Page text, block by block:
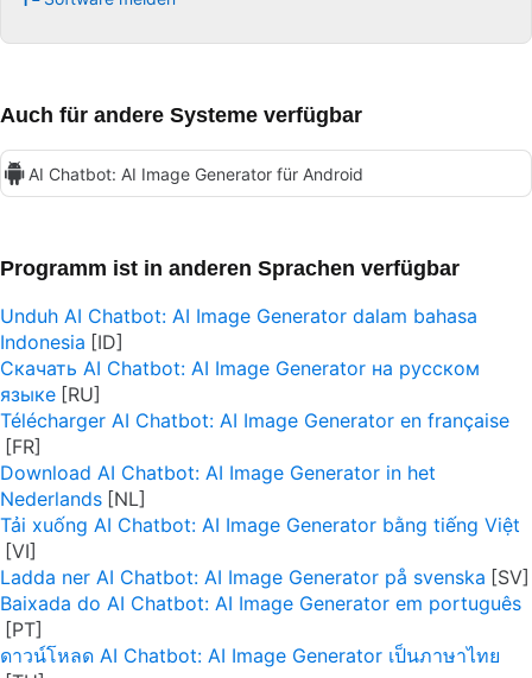
Auch für andere Systeme verfügbar
AI Chatbot: AI Image Generator für Android
Programm ist in anderen Sprachen verfügbar
Unduh AI Chatbot: AI Image Generator dalam bahasa
Indonesia
Скачать AI Chatbot: AI Image Generator на русском
языке
Télécharger AI Chatbot: AI Image Generator en française
Download AI Chatbot: AI Image Generator in het
Nederlands
Tải xuống AI Chatbot: AI Image Generator bằng tiếng Việt
Ladda ner AI Chatbot: AI Image Generator på svenska
Baixada do AI Chatbot: AI Image Generator em português
ดาวน์โหลด AI Chatbot: AI Image Generator เป็นภาษาไทย